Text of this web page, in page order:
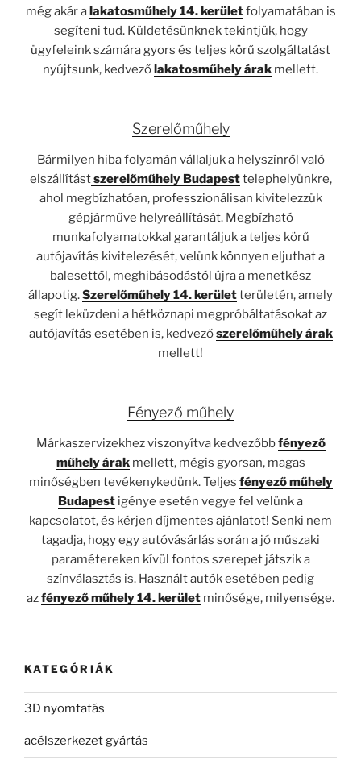
még akár alakatosműhely 14. kerületfolyamatában is
segíteni tud. Küldetésünknek tekintjük, hogy
ügyfeleink számára gyors és teljes körű szolgáltatást
nyújtsunk, kedvezőlakatosműhely árak mellett.
Szerelőműhely
Bármilyen hiba folyamán vállaljuk a helyszínről való
elszállítástszerelőműhely Budapesttelephelyünkre,
ahol megbízhatóan, professzionálisan kivitelezzük
gépjárműve helyreállítását. Megbízható
munkafolyamatokkal garantáljuk a teljes körű
autójavítás kivitelezését, velünk könnyen eljuthat a
balesettől, meghibásodástól újra a menetkész
állapotig.Szerelőműhely 14. kerületterületén, amely
segít leküzdeni a hétköznapi megpróbáltatásokat az
autójavítás esetében is, kedvezőszerelőműhely árak
mellett!
Fényező műhely
Márkaszervizekhez viszonyítva kedvezőbbfényező
műhely árakmellett, mégis gyorsan, magas
minőségben tevékenykedünk. Teljes fényező műhely
Budapest igénye esetén vegye fel velünk a
kapcsolatot, és kérjen díjmentes ajánlatot! Senki nem
tagadja, hogy egy autóvásárlás során a jó műszaki
paramétereken kívül fontos szerepet játszik a
színválasztás is. Használt autók esetében pedig
azfényező műhely 14. kerület minősége, milyensége.
KATEGÓRIÁK
3D nyomtatás
acélszerkezet gyártás